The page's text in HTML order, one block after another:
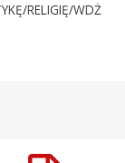
RELIGIĘ/WDŻ